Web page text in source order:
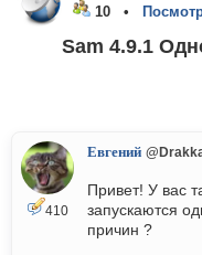
10 •
Sam 4.9.1
410
Евгений
Привет! У вас
запускаются
причин ?